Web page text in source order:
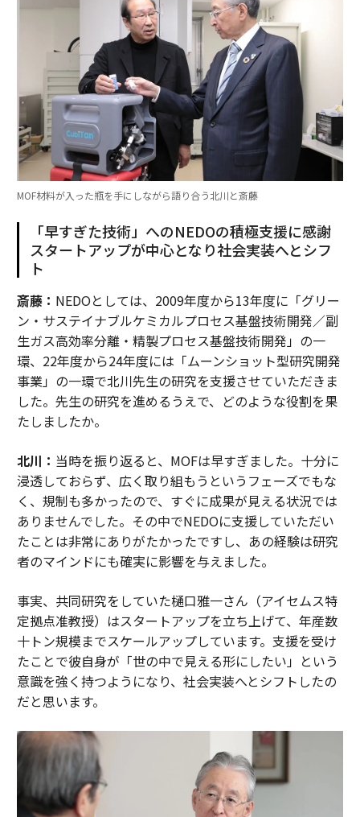
MOF材料が入った瓶を手にしながら語り合う北川と斎藤
「早すぎた技術」へのNEDOの積極支援に感謝
スタートアップが中心となり社会実装へとシフ
ト
斎藤： NEDOとしては、2009年度から13年度に「グリー
ン・サステイナブルケミカルプロセス基盤技術開発／副
生ガス高効率分離・精製プロセス基盤技術開発」の一
環、22年度から24年度には「ムーンショット型研究開発
事業」の一環で北川先生の研究を支援させていただきま
した。先生の研究を進めるうえで、どのような役割を果
たしましたか。
北川： 当時を振り返ると、MOFは早すぎました。十分に
浸透しておらず、広く取り組もうというフェーズでもな
く、規制も多かったので、すぐに成果が見える状況では
ありませんでした。その中でNEDOに支援していただい
たことは非常にありがたかったですし、あの経験は研究
者のマインドにも確実に影響を与えました。
事実、共同研究をしていた樋口雅一さん（アイセムス特
定拠点准教授）はスタートアップを立ち上げて、年産数
十トン規模までスケールアップしています。支援を受け
たことで彼自身が「世の中で見える形にしたい」という
意識を強く持つようになり、社会実装へとシフトしたの
だと思います。